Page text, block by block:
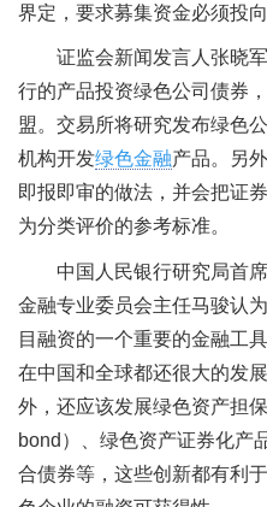
界定，要求募集资金必须投
证监会新闻发言人张晓
行的产品投资绿色公司债券
盟。交易所将研究发布绿色
机构开发绿色金融产品。另
即报即审的做法，并会把证
为分类评价的参考标准。
中国人民银行研究局首
金融专业委员会主任马骏认
目融资的一个重要的金融工
在中国和全球都还很大的发
外，还应该发展绿色资产担
bond）、绿色资产证券化产
合债券等，这些创新都有利